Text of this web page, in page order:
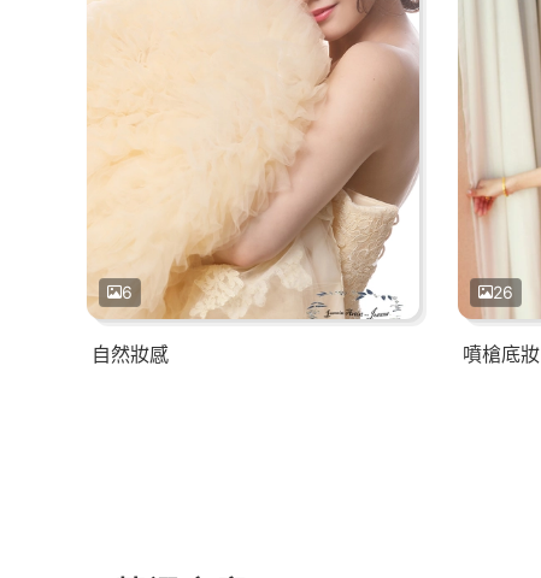
6
自然妝感
26
噴槍底妝